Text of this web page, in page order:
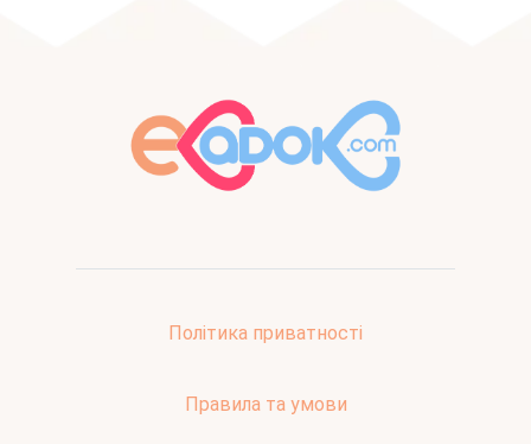
Політика приватності
Правила та умови